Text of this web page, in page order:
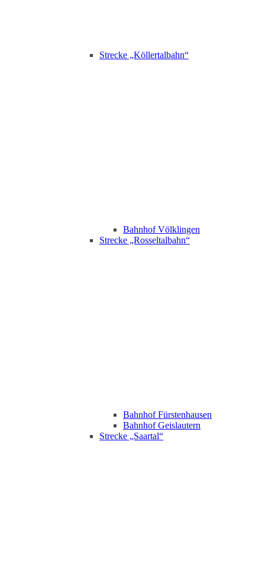
Strecke „Köllertalbahn“
Bahnhof Völklingen
Strecke „Rosseltalbahn“
Bahnhof Fürstenhausen
Bahnhof Geislautern
Strecke „Saartal“